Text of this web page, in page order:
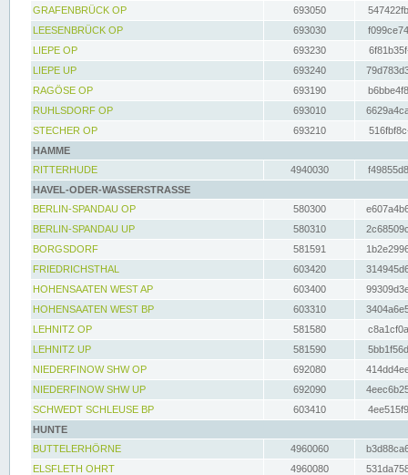
GRAFENBRÜCK OP
693050
LEESENBRÜCK OP
693030
LIEPE OP
693230
LIEPE UP
693240
RAGÖSE OP
693190
RUHLSDORF OP
693010
STECHER OP
693210
HAMME
RITTERHUDE
4940030
HAVEL-ODER-WASSERSTRASSE
BERLIN-SPANDAU OP
580300
BERLIN-SPANDAU UP
580310
BORGSDORF
581591
FRIEDRICHSTHAL
603420
HOHENSAATEN WEST AP
603400
HOHENSAATEN WEST BP
603310
LEHNITZ OP
581580
LEHNITZ UP
581590
NIEDERFINOW SHW OP
692080
NIEDERFINOW SHW UP
692090
SCHWEDT SCHLEUSE BP
603410
HUNTE
BUTTELERHÖRNE
4960060
ELSFLETH OHRT
4960080